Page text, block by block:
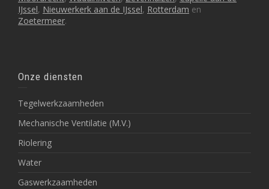
IJssel, Nieuwerkerk aan de IJssel, Rotterdam en
Zoetermeer.
Onze diensten
Tegelwerkzaamheden
Mechanische Ventilatie (M.V.)
Riolering
Water
Gaswerkzaamheden